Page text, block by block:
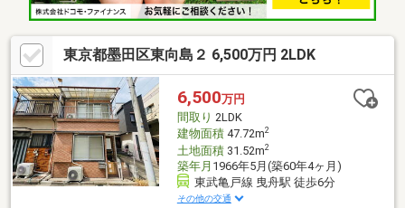
東京都墨田区東向島２ 6,500万円 2LDK
6,500万円
間取り 2LDK
建物面積47.72m2
土地面積31.52m2
築年月 1966年5月(築60年4ヶ月)
東武亀戸線 曳舟駅 徒歩6分
その他の交通